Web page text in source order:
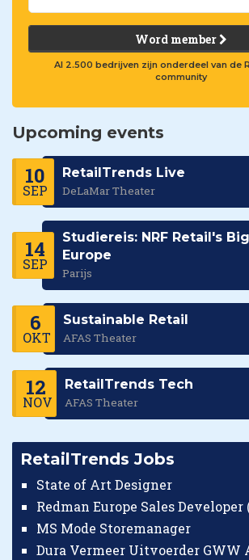
Word member
Al 2.500 bedrijven zijn onderdeel van de
community
Upcoming events
10
SEP
RetailTrends Live
DeLaMar Theater
14
SEP
Studiereis: NRF Retail's
Europe
Parijs
6
OKT
Sustainable Retail
AFAS Theater
12
NOV
RetailTrends Tech
AFAS Theater
RetailTrends Jobs
State of Art Designer
Redman Europe Sales Developer
MS Mode Storemanager
Dura Vermeer Uitvoerder GWW